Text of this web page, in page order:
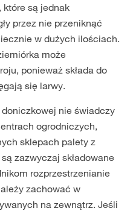
są jednak
przez nie przeniknąć
w dużych ilościach.
może
ponieważ składa do
się larwy.
nie świadczy
ogrodniczych,
sklepach palety z
zazwyczaj składowane
rozprzestrzenianie
zachować w
na zewnątrz. Jeśli